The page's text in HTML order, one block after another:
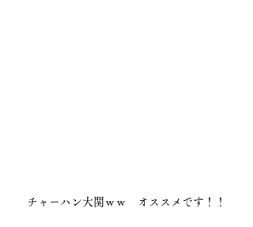
チャーハン大関ｗｗ　オススメです！！